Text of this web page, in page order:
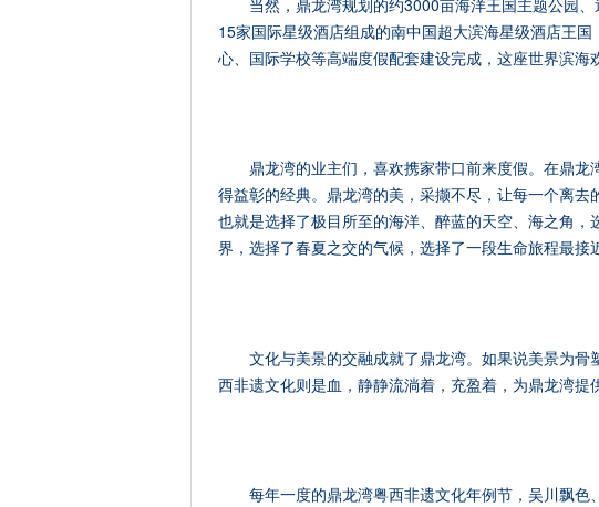
当然，鼎龙湾规划的约3000亩海洋王国主题公园
15家国际星级酒店组成的南中国超大滨海星级酒店王
心、国际学校等高端度假配套建设完成，这座世界滨海
鼎龙湾的业主们，喜欢携家带口前来度假。在鼎
得益彰的经典。鼎龙湾的美，采撷不尽，让每一个离去
也就是选择了极目所至的海洋、醉蓝的天空、海之角
界，选择了春夏之交的气候，选择了一段生命旅程最接
文化与美景的交融成就了鼎龙湾。如果说美景为
西非遗文化则是血，静静流淌着，充盈着，为鼎龙湾提
每年一度的鼎龙湾粤西非遗文化年例节，吴川飘